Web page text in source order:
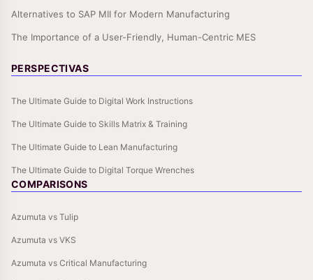
Alternatives to SAP MII for Modern Manufacturing
The Importance of a User-Friendly, Human-Centric MES
PERSPECTIVAS
The Ultimate Guide to Digital Work Instructions
The Ultimate Guide to Skills Matrix & Training
The Ultimate Guide to Lean Manufacturing
The Ultimate Guide to Digital Torque Wrenches
COMPARISONS
Azumuta vs Tulip
Azumuta vs VKS
Azumuta vs Critical Manufacturing